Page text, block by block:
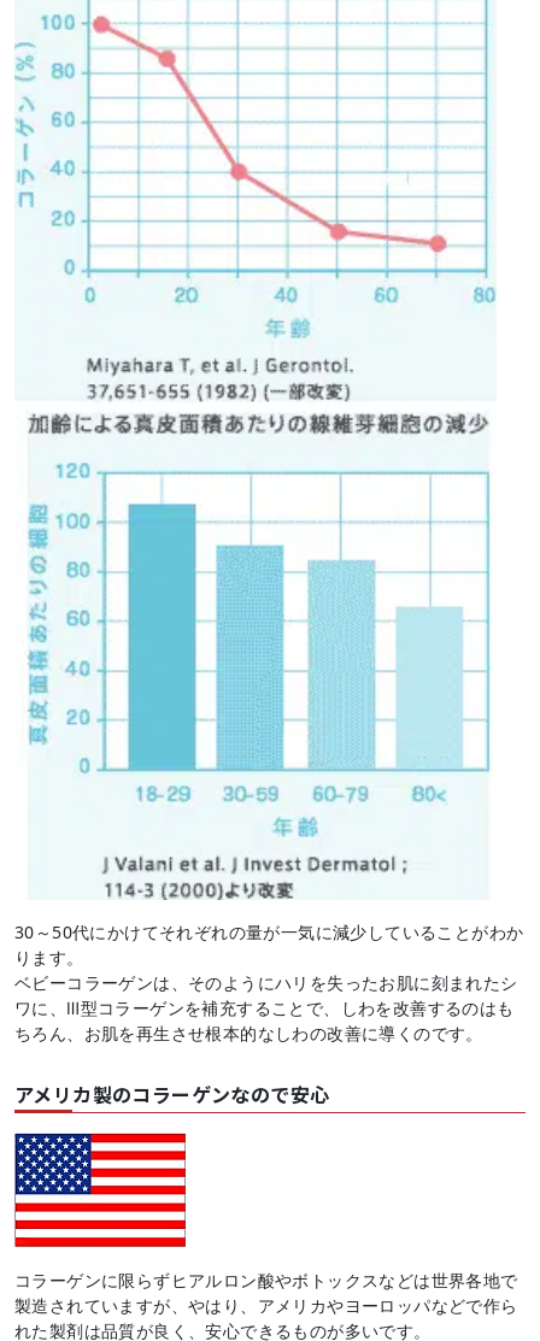
30～50代にかけてそれぞれの量が一気に減少していることがわか
ります。
ベビーコラーゲンは、そのようにハリを失ったお肌に刻まれたシ
ワに、Ⅲ型コラーゲンを補充することで、しわを改善するのはも
ちろん、お肌を再生させ根本的なしわの改善に導くのです。
アメリカ製のコラーゲンなので安心
コラーゲンに限らずヒアルロン酸やボトックスなどは世界各地で
製造されていますが、やはり、アメリカやヨーロッパなどで作ら
れた製剤は品質が良く、安心できるものが多いです。